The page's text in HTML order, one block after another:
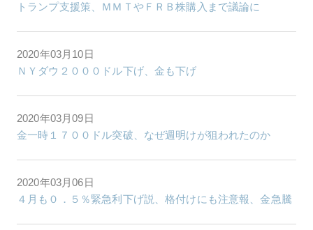
トランプ支援策、ＭＭＴやＦＲＢ株購入まで議論に
2020年03月10日
ＮＹダウ２０００ドル下げ、金も下げ
2020年03月09日
金一時１７００ドル突破、なぜ週明けが狙われたのか
2020年03月06日
４月も０．５％緊急利下げ説、格付けにも注意報、金急騰